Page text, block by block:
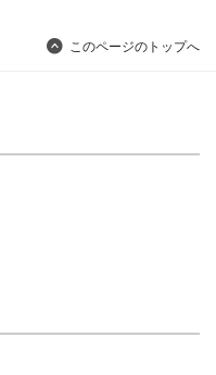
このページのトップへ